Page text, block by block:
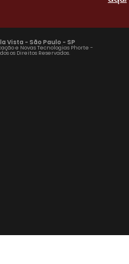
Vista - São Paulo - SP
e Novas Tecnologias Phorte -
os Direitos Reservados.